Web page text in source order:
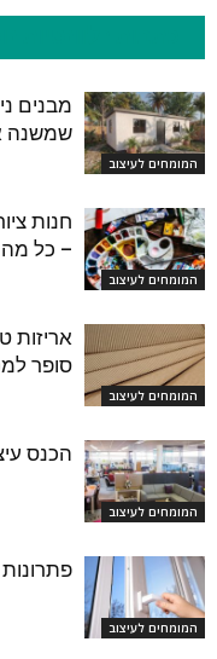
המומחים לעיצוב
מבנים
שמשנה
המומחים לעיצוב
חנות
– כל
המומחים לעיצוב
אריזות
סופר
המומחים לעיצוב
הכנס
המומחים לעיצוב